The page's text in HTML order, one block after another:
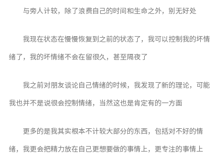
与旁人计较，除了浪费自己的时间和生命之外，别无好处
我现在状态在慢慢恢复到之前的状态了，我可以控制我的坏情
绪了，我的坏情绪不会在留很久，甚至隔夜了
我之前对朋友谈论自己情绪的时候，我发现了新的理论，可能
我也并不是说很会控制情绪，当然这也是肯定有的一方面
更多的是我其实根本不计较大部分的东西，包括对不好的情
绪，我更会把精力放在自己更想要做的事情上，更专注的事情上